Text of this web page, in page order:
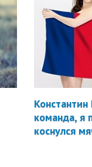
Константин
команда, я
коснулся